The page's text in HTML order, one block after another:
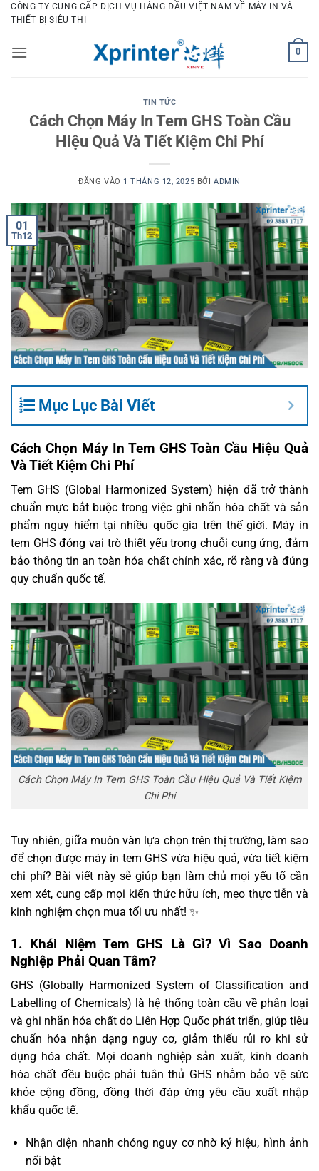
Bỏ
qua
dung
CÔNG TY CUNG CẤP DỊCH VỤ HÀNG ĐẦU VIỆT NAM VỀ MÁY IN VÀ
THIẾT BỊ SIÊU THỊ
0
TIN TỨC
Cách Chọn Máy In Tem GHS Toàn Cầu
Hiệu Quả Và Tiết Kiệm Chi Phí
ĐĂNG VÀO 1 THÁNG 12, 2025 BỞI ADMIN
01
Th12
Mục Lục Bài Viết
Cách Chọn Máy In Tem GHS Toàn Cầu Hiệu Quả
Và Tiết Kiệm Chi Phí
Tem GHS (Global Harmonized System) hiện đã trở thành
chuẩn mực bắt buộc trong việc ghi nhãn hóa chất và sản
phẩm nguy hiểm tại nhiều quốc gia trên thế giới. Máy in
tem GHS đóng vai trò thiết yếu trong chuỗi cung ứng, đảm
bảo thông tin an toàn hóa chất chính xác, rõ ràng và đúng
quy chuẩn quốc tế.
Cách Chọn Máy In Tem GHS Toàn Cầu Hiệu Quả Và Tiết Kiệm
Chi Phí
Tuy nhiên, giữa muôn vàn lựa chọn trên thị trường, làm sao
để chọn được máy in tem GHS vừa hiệu quả, vừa tiết kiệm
chi phí? Bài viết này sẽ giúp bạn làm chủ mọi yếu tố cần
xem xét, cung cấp mọi kiến thức hữu ích, mẹo thực tiễn và
kinh nghiệm chọn mua tối ưu nhất! ✨
1. Khái Niệm Tem GHS Là Gì? Vì Sao Doanh
Nghiệp Phải Quan Tâm?
GHS (Globally Harmonized System of Classification and
Labelling of Chemicals) là hệ thống toàn cầu về phân loại
và ghi nhãn hóa chất do Liên Hợp Quốc phát triển, giúp tiêu
chuẩn hóa nhận dạng nguy cơ, giảm thiểu rủi ro khi sử
dụng hóa chất. Mọi doanh nghiệp sản xuất, kinh doanh
hóa chất đều buộc phải tuân thủ GHS nhằm bảo vệ sức
khỏe cộng đồng, đồng thời đáp ứng yêu cầu xuất nhập
khẩu quốc tế.
Nhận diện nhanh chóng nguy cơ nhờ ký hiệu, hình ảnh
nổi bật